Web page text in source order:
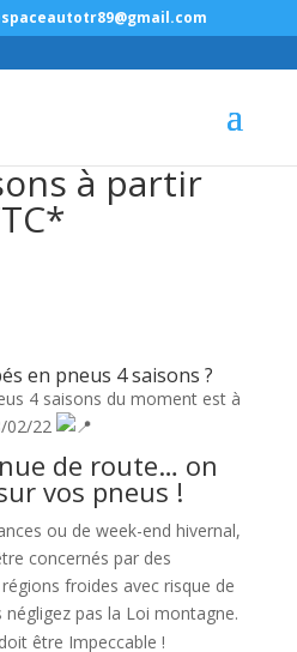
à partir
en pneus 4 saisons ?
4 saisons du moment est à
02/22
de route… on
vos pneus !
ou de week-end hivernal,
concernés par des
froides avec risque de
pas la Loi montagne.
être Impeccable !